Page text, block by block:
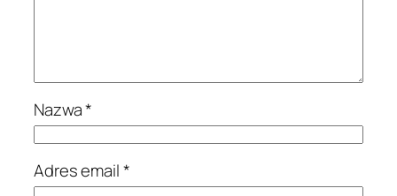
Nazwa*
Adres email*